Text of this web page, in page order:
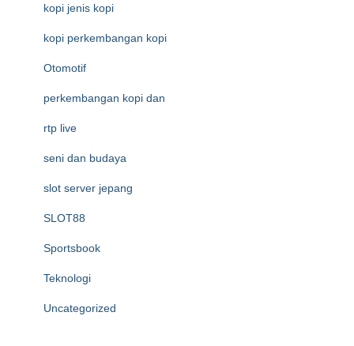
kopi jenis kopi
kopi perkembangan kopi
Otomotif
perkembangan kopi dan
rtp live
seni dan budaya
slot server jepang
SLOT88
Sportsbook
Teknologi
Uncategorized